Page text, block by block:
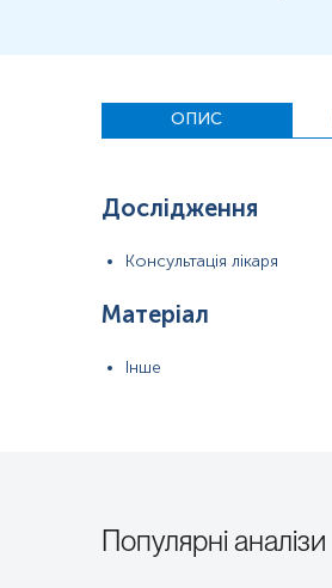
ОПИС
Дослідження
Консультація лікаря
Матеріал
Інше
Популярні аналізи